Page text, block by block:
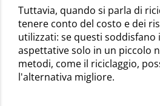
Tuttavia, quando si parla di
tenere conto del costo e dei
utilizzati: se questi soddisfano
aspettative solo in un piccolo
metodi, come il riciclaggio,
l'alternativa migliore.